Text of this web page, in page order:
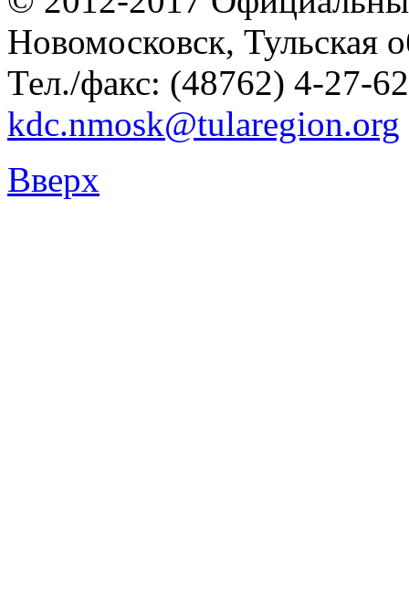
Новомосковск, Тульская
Тел./факс: (48762) 4-27-
kdc.nmosk@tularegion.org
Вверх